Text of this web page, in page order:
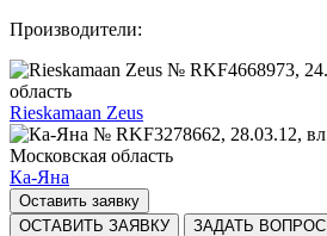
Производители:
Rieskamaan Zeus
Ка-Яна
Оставить заявку
ОСТАВИТЬ ЗАЯВКУ
ЗАДАТЬ ВОПРОС